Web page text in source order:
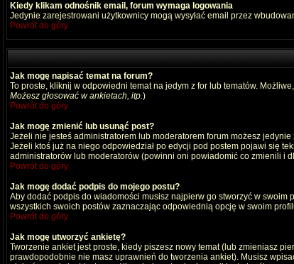
Kiedy klikam odnośnik email, forum wymaga logowania
Jedynie zarejestrowani użytkownicy mogą wysyłać email przez
Powrót do góry
Jak mogę napisać temat na forum?
To proste, kliknij w odpowiedni temat na jedym z for lub tematów.
Możesz głosować w ankietach, itp.)
Powrót do góry
Jak mogę zmienić lub usunąć post?
Jeżeli nie jesteś administratorem lub moderatorem forum możesz
Jeżeli ktoś już na niego odpowiedział po edycji pod postem pojawi się
administratorów lub moderatorów (powinni oni powiadomić co zmienili i
Powrót do góry
Jak mogę dodać podpis do mojego postu?
Aby dodać podpis do wiadomości musisz najpierw go stworzyć w swoim
wszystkich swoich postów zaznaczając odpowiednią opcję w swoim
Powrót do góry
Jak mogę utworzyć ankietę?
Tworzenie ankiet jest proste, kiedy piszesz nowy temat (lub zmieniasz
prawdopodobnie nie masz uprawnień do tworzenia ankiet). Musisz